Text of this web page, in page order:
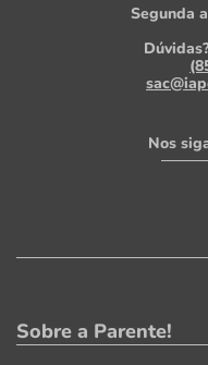
Segunda
Nos
Sobre a Parente!